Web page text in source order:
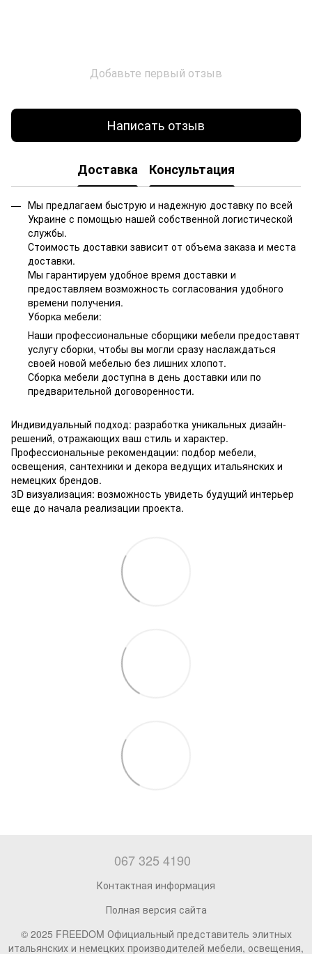
Добавьте первый отзыв
Написать отзыв
Доставка Консультация
Мы предлагаем быструю и надежную доставку по всей
Украине с помощью нашей собственной логистической
службы.
Стоимость доставки зависит от объема заказа и места
доставки.
Мы гарантируем удобное время доставки и
предоставляем возможность согласования удобного
времени получения.
Уборка мебели:
Наши профессиональные сборщики мебели предоставят
услугу сборки, чтобы вы могли сразу наслаждаться
своей новой мебелью без лишних хлопот.
Сборка мебели доступна в день доставки или по
предварительной договоренности.
Индивидуальный подход: разработка уникальных дизайн-
решений, отражающих ваш стиль и характер.
Профессиональные рекомендации: подбор мебели,
освещения, сантехники и декора ведущих итальянских и
немецких брендов.
3D визуализация: возможность увидеть будущий интерьер
еще до начала реализации проекта.
067 325 4190
Контактная информация
Полная версия сайта
© 2025 FREEDOM Официальный представитель элитных
итальянских и немецких производителей мебели, освещения,